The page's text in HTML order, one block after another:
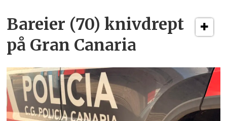
Bareier (70) knivdrept
på Gran Canaria